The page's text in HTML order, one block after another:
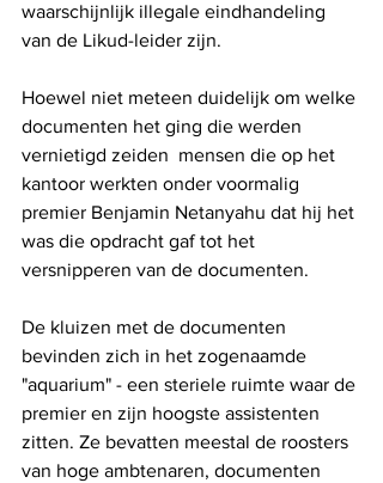
waarschijnlijk illegale eindhandeling
van de Likud-leider zijn.
Hoewel niet meteen duidelijk om welke
documenten het ging die werden
vernietigd zeiden  mensen die op het
kantoor werkten onder voormalig
premier Benjamin Netanyahu dat hij het
was die opdracht gaf tot het
versnipperen van de documenten.
De kluizen met de documenten
bevinden zich in het zogenaamde
"aquarium" - een steriele ruimte waar de
premier en zijn hoogste assistenten
zitten. Ze bevatten meestal de roosters
van hoge ambtenaren, documenten